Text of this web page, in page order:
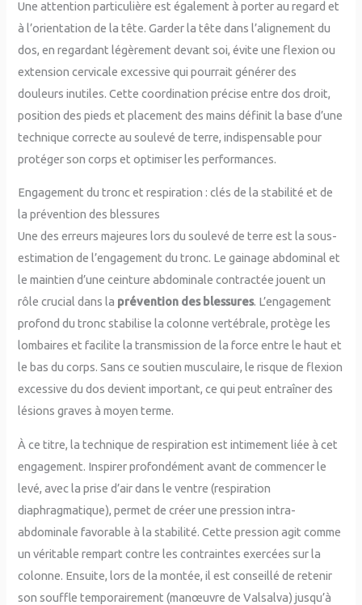
Une attention particulière est également à porter au regard et
à l’orientation de la tête. Garder la tête dans l’alignement du
dos, en regardant légèrement devant soi, évite une flexion ou
extension cervicale excessive qui pourrait générer des
douleurs inutiles. Cette coordination précise entre dos droit,
position des pieds et placement des mains définit la base d’une
technique correcte au soulevé de terre, indispensable pour
protéger son corps et optimiser les performances.
Engagement du tronc et respiration : clés de la stabilité et de
la prévention des blessures
Une des erreurs majeures lors du soulevé de terre est la sous-
estimation de l’engagement du tronc. Le gainage abdominal et
le maintien d’une ceinture abdominale contractée jouent un
rôle crucial dans la prévention des blessures. L’engagement
profond du tronc stabilise la colonne vertébrale, protège les
lombaires et facilite la transmission de la force entre le haut et
le bas du corps. Sans ce soutien musculaire, le risque de flexion
excessive du dos devient important, ce qui peut entraîner des
lésions graves à moyen terme.
À ce titre, la technique de respiration est intimement liée à cet
engagement. Inspirer profondément avant de commencer le
levé, avec la prise d’air dans le ventre (respiration
diaphragmatique), permet de créer une pression intra-
abdominale favorable à la stabilité. Cette pression agit comme
un véritable rempart contre les contraintes exercées sur la
colonne. Ensuite, lors de la montée, il est conseillé de retenir
son souffle temporairement (manœuvre de Valsalva) jusqu’à